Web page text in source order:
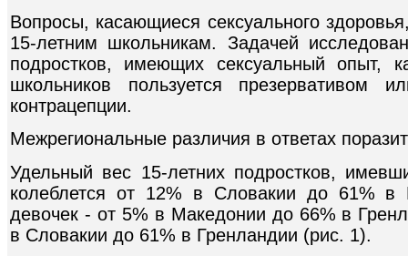
Вопросы, касающиеся сексуального
15-летним школьникам. Задачей
подростков, имеющих сексуальный опыт,
школьников пользуется презервативом
контрацепции.
Межрегиональные различия в ответах
Удельный вес 15-летних подростков,
колеблется от 12% в Словакии до 61% в
девочек - от 5% в Македонии до 66% в
в Словакии до 61% в Гренландии (рис. 1).